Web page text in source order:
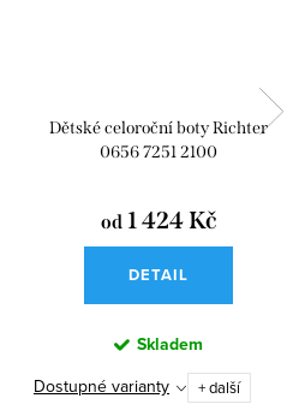
Dětské celoroční boty Richter
0656 7251 2100
od1 424 Kč
DETAIL
Skladem
Dostupné varianty
+ další